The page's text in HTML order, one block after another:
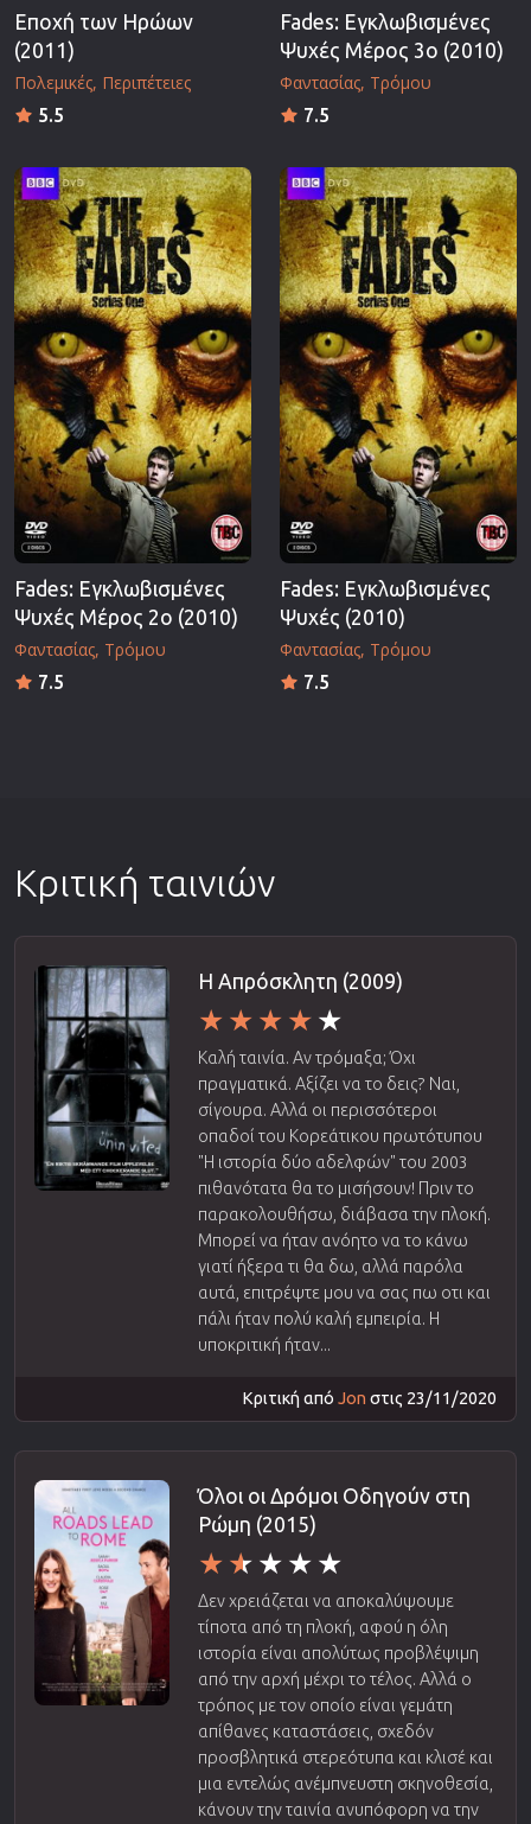
Εποχή των Ηρώων
(2011)
Πολεμικές Περιπέτειες
5.5
Fades: Εγκλωβισμένες
Ψυχές Μέρος 3ο (2010)
Φαντασίας Τρόμου
7.5
Fades: Εγκλωβισμένες
Ψυχές Μέρος 2ο (2010)
Φαντασίας Τρόμου
7.5
Fades: Εγκλωβισμένες
Ψυχές (2010)
Φαντασίας Τρόμου
7.5
Κριτική ταινιών
Η Απρόσκλητη (2009)
Καλή ταινία. Αν τρόμαξα; Όχι
πραγματικά. Αξίζει να το δεις? Ναι,
σίγουρα. Αλλά οι περισσότεροι
οπαδοί του Κορεάτικου πρωτότυπου
"Η ιστορία δύο αδελφών" του 2003
πιθανότατα θα το μισήσουν! Πριν το
παρακολουθήσω, διάβασα την πλοκή.
Μπορεί να ήταν ανόητο να το κάνω
γιατί ήξερα τι θα δω, αλλά παρόλα
αυτά, επιτρέψτε μου να σας πω οτι και
πάλι ήταν πολύ καλή εμπειρία. Η
υποκριτική ήταν...
Κριτική από Jon στις 23/11/2020
Όλοι οι Δρόμοι Οδηγούν στη
Ρώμη (2015)
Δεν χρειάζεται να αποκαλύψουμε
τίποτα από τη πλοκή, αφού η όλη
ιστορία είναι απολύτως προβλέψιμη
από την αρχή μέχρι το τέλος. Αλλά ο
τρόπος με τον οποίο είναι γεμάτη
απίθανες καταστάσεις, σχεδόν
προσβλητικά στερεότυπα και κλισέ και
μια εντελώς ανέμπνευστη σκηνοθεσία,
κάνουν την ταινία ανυπόφορη να την